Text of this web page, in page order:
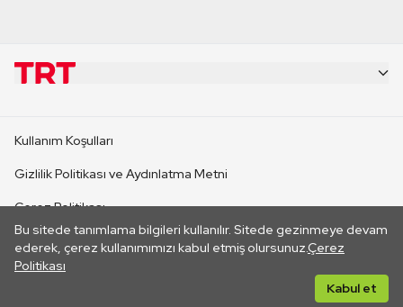
Bu sitede tanımlama bilgileri kullanılır. Sitede gezinmeye devam
ederek, çerez kullanımımızı kabul etmiş olursunuz.Çerez
Politikası
Kabul et
CANLI YAYINLAR
Kullanım Koşulları
Gizlilik Politikası ve Aydınlatma Metni
Çerez Politikası
İletişim
Her hakkı saklıdır. ©2026 TRT. Bağlantı yoluyla gidilen dış